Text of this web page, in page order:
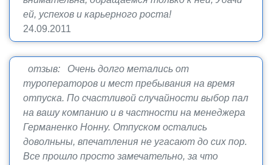
ей, успехов и карьерного роста!
24.09.2011
отзыв: Очень долго метались от
туроператоров и мест пребывания на время
отпуска. По счастливой случайности выбор пал
на вашу компанию и в частности на менеджера
Германенко Нонну. Отпуском остались
доволньны, впечатления не угасают до сих пор.
Все прошло просто замечательно, за что